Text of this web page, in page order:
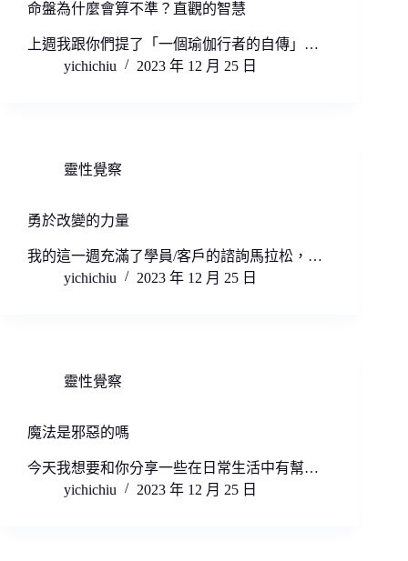
命盤為什麼會算不準？直觀的智慧
上週我跟你們提了「一個瑜伽行者的自傳」…
yichichiu
2023 年 12 月 25 日
靈性覺察
勇於改變的力量
我的這一週充滿了學員/客戶的諮詢馬拉松，…
yichichiu
2023 年 12 月 25 日
靈性覺察
魔法是邪惡的嗎
今天我想要和你分享一些在日常生活中有幫…
yichichiu
2023 年 12 月 25 日